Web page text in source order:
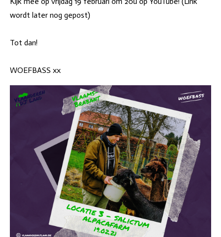
wordt later nog gepost)
Tot dan!
WOEFBASS xx